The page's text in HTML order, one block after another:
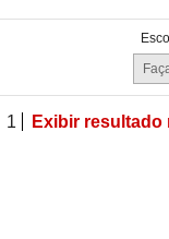
1 Exibir resultado